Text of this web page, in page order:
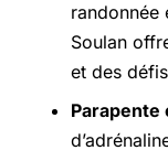
randonnée
Soulan
et des